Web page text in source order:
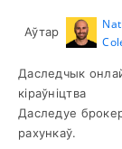
Аўтар
Даследчык
кіраўніцтва
Даследуе
рахункаў.